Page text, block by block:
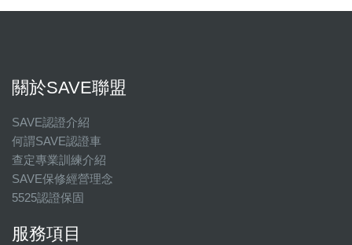
關於SAVE聯盟
SAVE認證介紹
何謂SAVE認證車
查定專業訓練介紹
SAVE保修經營理念
5525認證保固
服務項目